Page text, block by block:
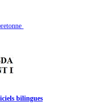
bilingues